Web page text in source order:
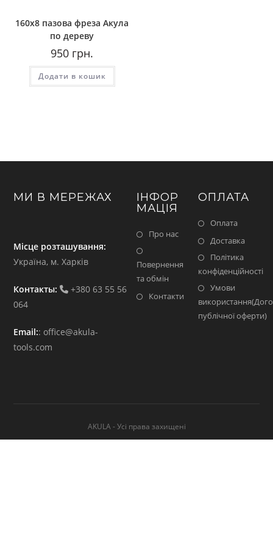
160х8 пазова фреза Акула
по дереву
950 грн.
Додати в кошик
МИ В МЕРЕЖАХ
Місце розташування:
Україна, м. Харків
Контакты:
+380 63 55 56
064
Email::office@akula-
tools.com
ІНФОР
МАЦІЯ
Про нас
Повернення
та обмін
Контакти
ОПЛАТА
Оплата
Доставка
Політика
конфіденційності
Умови
публічної оферти)
AKULA - Усі права захищені